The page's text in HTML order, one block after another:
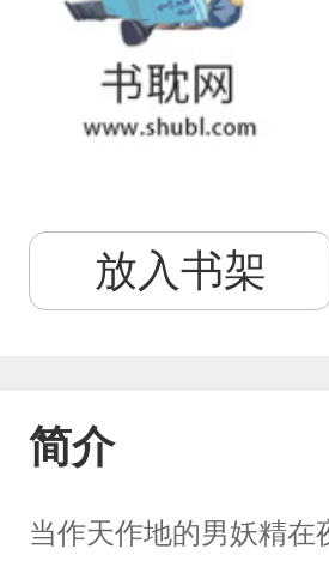
放入书架
简介
当作天作地的男妖精